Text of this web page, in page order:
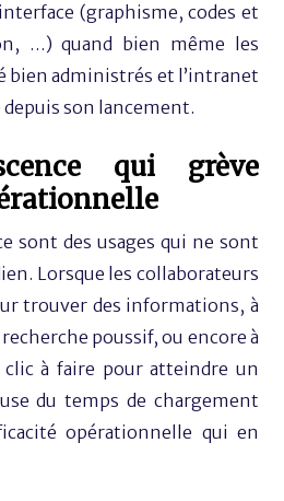
(graphisme, codes et
…) quand bien même les
bien administrés et l’intranet
son lancement.
qui grève
sont des usages qui ne sont
Lorsque les collaborateurs
trouver des informations, à
poussif, ou encore à
clic à faire pour atteindre un
du temps de chargement
opérationnelle qui en